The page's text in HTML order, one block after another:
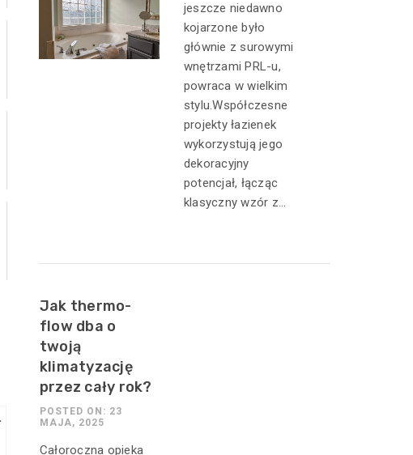
jeszcze niedawno
kojarzone było
głównie z surowymi
wnętrzami PRL-u,
powraca w wielkim
stylu.Współczesne
projekty łazienek
wykorzystują jego
dekoracyjny
potencjał, łącząc
klasyczny wzór z...
Jak thermo-
flow dba o
twoją
klimatyzację
przez cały rok?
POSTED ON: 23
MAJA, 2025
Całoroczna opieka